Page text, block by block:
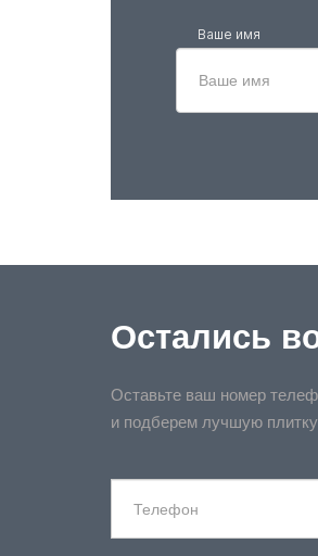
Ваше имя
Остались
Оставьте ваш номер
и подберем лучшую